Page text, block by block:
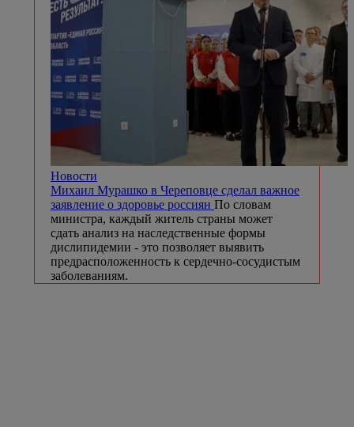
Новости
Михаил Мурашко в Череповце сделал важное
заявление о здоровье россиян По словам
министра, каждый житель страны может
сдать анализ на наследственные формы
дислипидемии - это позволяет выявить
предрасположенность к сердечно-сосудистым
заболеваниям.